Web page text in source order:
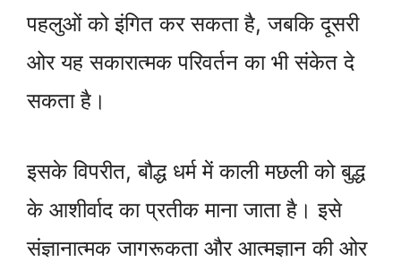
पहलुओं को इंगित कर सकता है, जबकि दूसरी
ओर यह सकारात्मक परिवर्तन का भी संकेत दे
सकता है।
इसके विपरीत, बौद्ध धर्म में काली मछली को बुद्ध
के आशीर्वाद का प्रतीक माना जाता है। इसे
संज्ञानात्मक जागरूकता और आत्मज्ञान की ओर